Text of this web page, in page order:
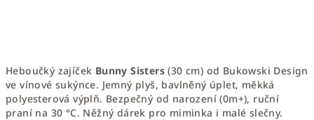
Heboučký zajíček Bunny Sisters (30 cm) od Bukowski Design
ve vínové sukýnce. Jemný plyš, bavlněný úplet, měkká
polyesterová výplň. Bezpečný od narození (0m+), ruční
praní na 30 °C. Něžný dárek pro miminka i malé slečny.